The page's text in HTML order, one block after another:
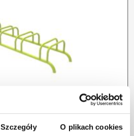
Szczegóły O plikach cookies
STOJAKI NA ROWERY